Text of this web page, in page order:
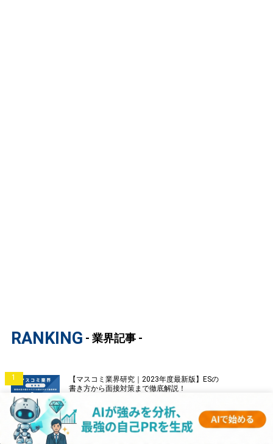
RANKING - 業界記事 -
1
【マスコミ業界研究｜2023年度最新版】ESの
書き方から面接対策まで徹底解説！
2